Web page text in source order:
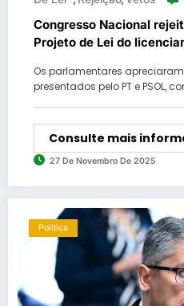
Congresso Nacional
Projeto de Lei do
Os parlamentares
presentados pelo PT e PSOL,
Consulte mais
27 De Novembro De 2025
Política